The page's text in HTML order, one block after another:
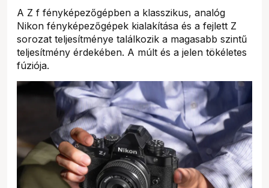
A Z f fényképezőgépben a klasszikus, analóg
Nikon fényképezőgépek kialakítása és a fejlett Z
sorozat teljesítménye találkozik a magasabb szintű
teljesítmény érdekében. A múlt és a jelen tökéletes
fúziója.